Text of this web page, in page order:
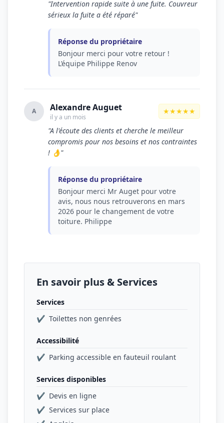
"Intervention rapide suite à une fuite. Couvreur
sérieux la fuite a été réparé"
Réponse du propriétaire
Bonjour merci pour votre retour !
L’équipe Philippe Renov
A Alexandre Auguet
il y a un mois
★★★★★
"A l'écoute des clients et cherche le meilleur
compromis pour nos besoins et nos contraintes
! 👌"
Réponse du propriétaire
Bonjour merci Mr Auget pour votre
avis, nous nous retrouverons en mars
2026 pour le changement de votre
toiture. Philippe
En savoir plus & Services
Services
✔ Toilettes non genrées
Accessibilité
✔ Parking accessible en fauteuil roulant
Services disponibles
✔ Devis en ligne
✔ Services sur place